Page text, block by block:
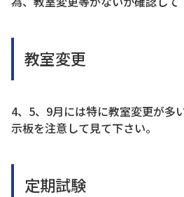
教室変更
4、5、9月には特に教室変更が多
示板を注意して見て下さい。
定期試験